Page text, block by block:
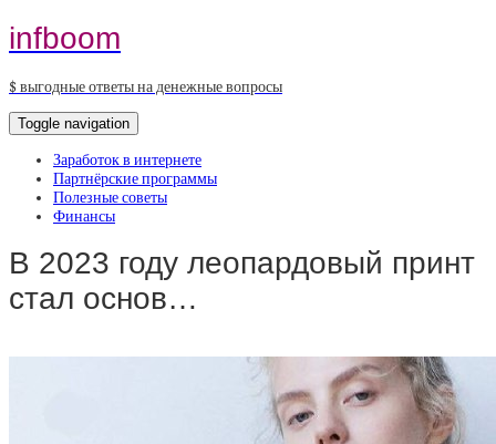
infboom
$ выгодные ответы на денежные вопросы
Toggle navigation
Заработок в интернете
Партнёрские программы
Полезные советы
Финансы
В 2023 году леопардовый принт
стал основ…